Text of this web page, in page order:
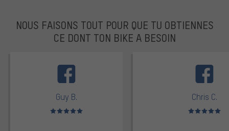
NOUS FAISONS TOUT POUR QUE TU OBTIENNES
CE DONT TON BIKE A BESOIN
Guy B.
Note moyenne : 5 sur 5
Chris C.
Note moyenne :